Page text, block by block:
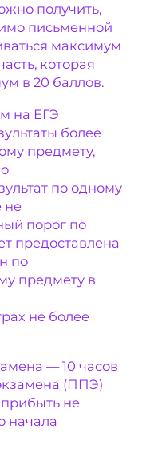
получить,
письменной
максимум
которая
в 20 баллов.
на ЕГЭ
более
предмету,
по одному
не
порог по
предоставлена
по
предмету в
не более
— 10 часов
(ППЭ)
не
начала